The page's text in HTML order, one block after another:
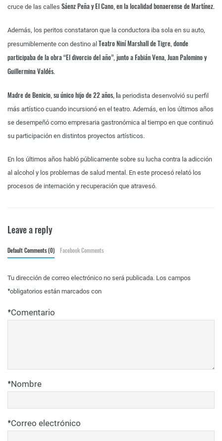
cruce de las calles Sáenz Peña y El Cano, en la localidad bonaerense de Martínez.
Además, los peritos constataron que la conductora iba sola en su auto,
presumiblemente con destino al Teatro Niní Marshall de Tigre, donde
participaba de la obra “El divorcio del año”, junto a Fabián Vena, Juan Palomino y
Guillermina Valdés.
Madre de Benicio, su único hijo de 22 años, la periodista desenvolvió su perfil
más artístico cuando incursionó en el teatro. Además, en los últimos años
se desempeñó como empresaria gastronómica al tiempo en que continuó
su participación en distintos proyectos artísticos.
En los últimos años habló públicamente sobre su lucha contra la adicción
al alcohol y los problemas de salud mental. En este procesó relató los
procesos de internación y recuperación que atravesó.
Leave a reply
Default Comments (0) Facebook Comments
Tu dirección de correo electrónico no será publicada. Los campos
obligatorios están marcados con
*
Comentario
*
Nombre
*
Correo electrónico
*